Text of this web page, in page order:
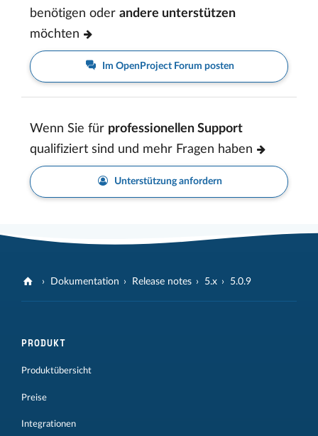
benötigen oder andere unterstützen
möchten
Im OpenProject Forum posten
Wenn Sie für professionellen Support
qualifiziert sind und mehr Fragen haben
Unterstützung anfordern
Dokumentation Release notes 5.x 5.0.9
PRODUKT
Produktübersicht
Preise
Integrationen